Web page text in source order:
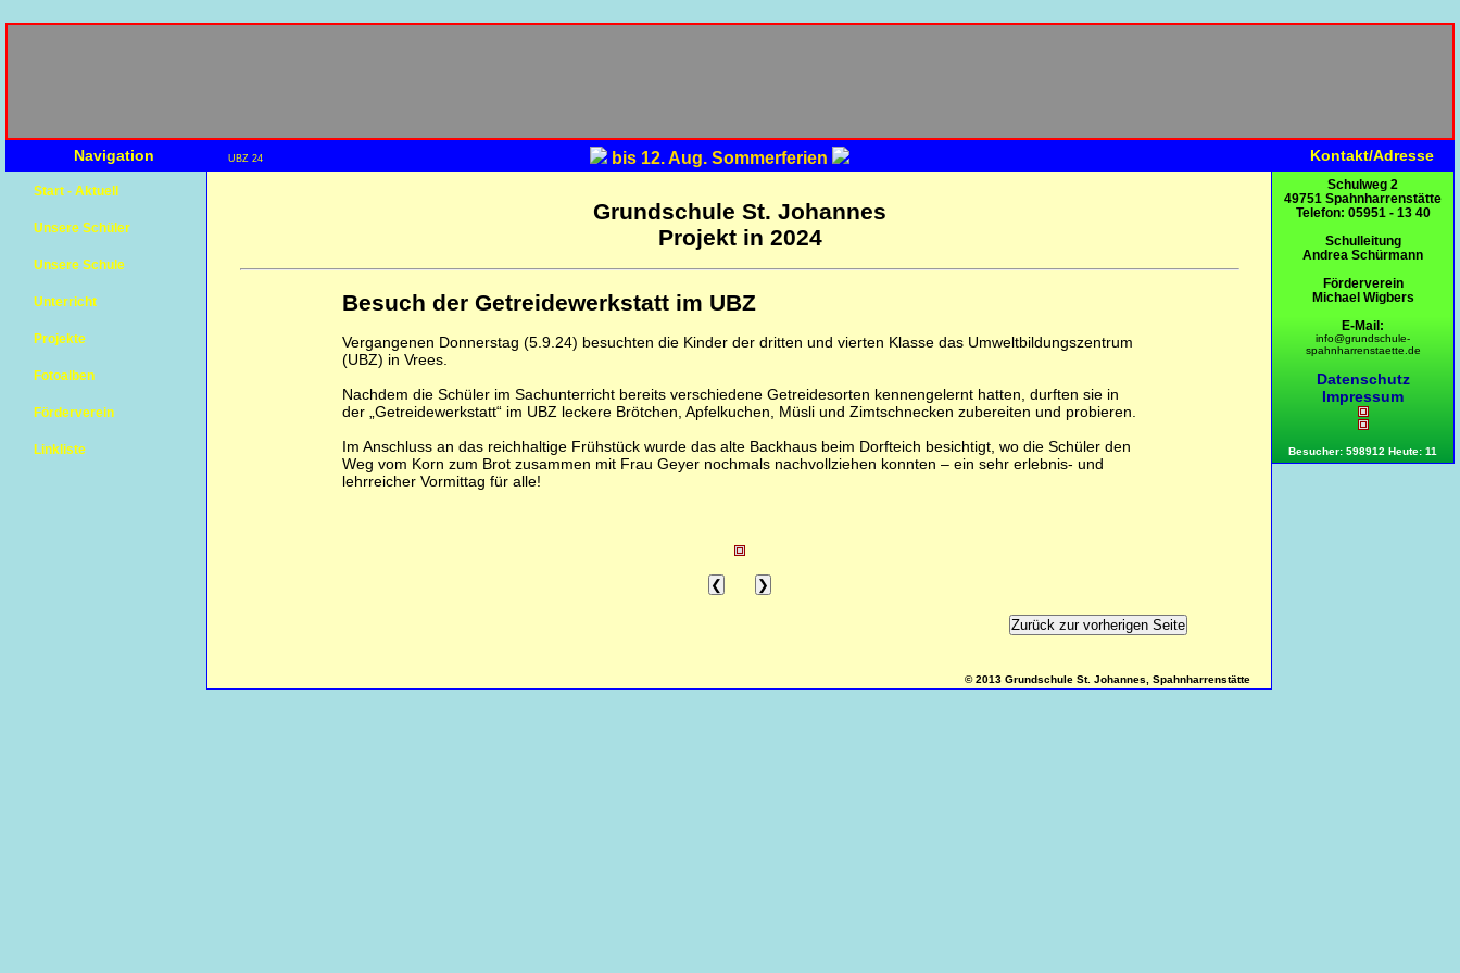
bis 12. Aug. Sommerferien
Navigation
Start - Aktuell
Unsere Schüler
Unsere Schule
Unterricht
Projekte
Fotoalben
Förderverein
Linkliste
UBZ 24
Grundschule St. Johannes
Projekt in 2024
Besuch der Getreidewerkstatt im UBZ
Vergangenen Donnerstag (5.9.24) besuchten die Kinder der dritten und vierten Klasse das Umweltbildungszentrum
(UBZ) in Vrees.
Nachdem die Schüler im Sachunterricht bereits verschiedene Getreidesorten kennengelernt hatten, durften sie in
der „Getreidewerkstatt“ im UBZ leckere Brötchen, Apfelkuchen, Müsli und Zimtschnecken zubereiten und probieren.
Im Anschluss an das reichhaltige Frühstück wurde das alte Backhaus beim Dorfteich besichtigt, wo die Schüler den
Weg vom Korn zum Brot zusammen mit Frau Geyer nochmals nachvollziehen konnten – ein sehr erlebnis- und
lehrreicher Vormittag für alle!
❮ ❯
© 2013 Grundschule St. Johannes, Spahnharrenstätte
Kontakt/Adresse
Schulweg 2
49751 Spahnharrenstätte
Telefon: 05951 - 13 40
Schulleitung
Andrea Schürmann
Förderverein
Michael Wigbers
E-Mail:
info@grundschule-
spahnharrenstaette.de
Datenschutz
Impressum
Besucher: 598912 Heute: 11